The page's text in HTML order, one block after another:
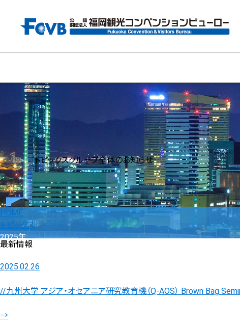
トピックスグループ全体のお知らせ
HOME
トピックス
2025年
最新情報
2025.02.26
//九州大学 アジア・オセアニア研究教育機（Q-AOS） Brown Bag
→